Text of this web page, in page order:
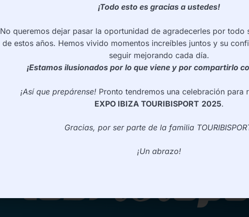
¡Todo esto es gracias a ustedes!
No queremos dejar pasar la oportunidad de agradecerles por todo
de estos años. Hemos vivido momentos increíbles juntos y su
seguir mejorando cada día.
¡Estamos ilusionados por lo que viene y por compartirlo
¡Así que prepárense! Pronto tendremos una celebración para
EXPO IBIZA TOURIBISPORT 2025.
Gracias, por ser parte de la familia
¡Un abrazo!